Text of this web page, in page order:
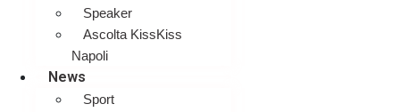
Speaker
Ascolta KissKiss
Napoli
News
Sport